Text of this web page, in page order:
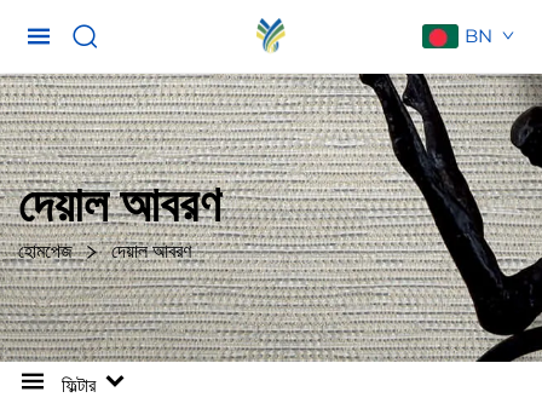
BN
দেয়াল আবরণ
হোমপেজ দেয়াল আবরণ
ফিল্টার